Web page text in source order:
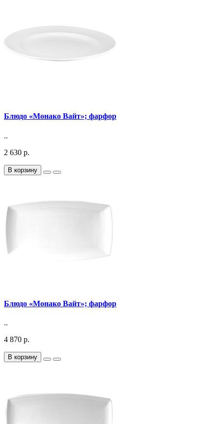
Блюдо «Монако Вайт»; фарфор
..
2 630 р.
В корзину
Блюдо «Монако Вайт»; фарфор
..
4 870 р.
В корзину